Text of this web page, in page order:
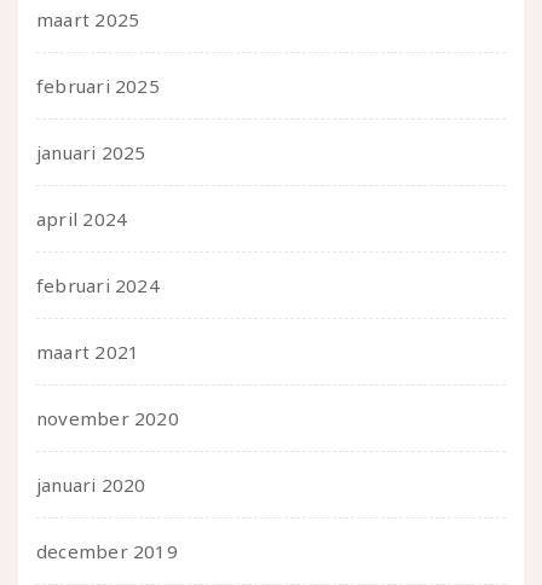
maart 2025
februari 2025
januari 2025
april 2024
februari 2024
maart 2021
november 2020
januari 2020
december 2019